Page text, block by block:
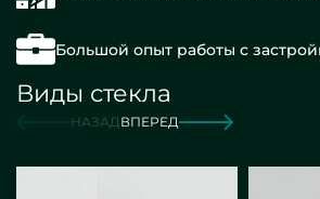
Большой опыт работы с
Виды стекла
НАЗАДВПЕРЕД